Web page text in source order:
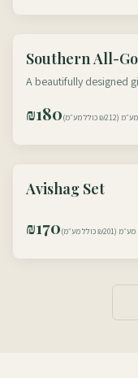
Southern All-
A beautifully designed
₪180 כולל מע״מ)
Avishag Set
₪170 (₪201 כולל מע״מ)